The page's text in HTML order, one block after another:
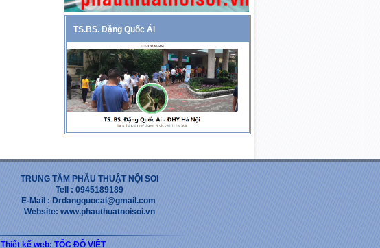
TS.BS. Đặng Quốc Ái
TRUNG TẪM PHẪU THUẬT NỘI SOI
Tell : 0945189189
E-Mail : Drdangquocai@gmail.com
Website: www.phauthuatnoisoi.vn
Thiết kế web: TỐC ĐỘ VIỆT